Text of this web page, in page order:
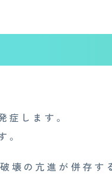
症します。
。
壊の亢進が併存す